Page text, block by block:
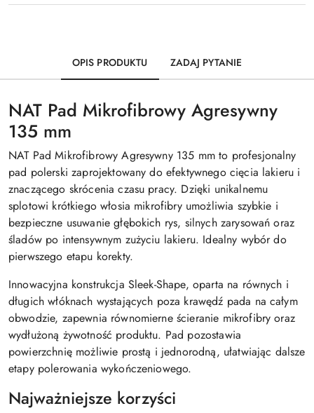
OPIS PRODUKTU ZADAJ PYTANIE
NAT Pad Mikrofibrowy Agresywny
135 mm
NAT Pad Mikrofibrowy Agresywny 135 mm to profesjonalny
pad polerski zaprojektowany do efektywnego cięcia lakieru i
znaczącego skrócenia czasu pracy. Dzięki unikalnemu
splotowi krótkiego włosia mikrofibry umożliwia szybkie i
bezpieczne usuwanie głębokich rys, silnych zarysowań oraz
śladów po intensywnym zużyciu lakieru. Idealny wybór do
pierwszego etapu korekty.
Innowacyjna konstrukcja Sleek-Shape, oparta na równych i
długich włóknach wystających poza krawędź pada na całym
obwodzie, zapewnia równomierne ścieranie mikrofibry oraz
wydłużoną żywotność produktu. Pad pozostawia
powierzchnię możliwie prostą i jednorodną, ułatwiając dalsze
etapy polerowania wykończeniowego.
Najważniejsze korzyści